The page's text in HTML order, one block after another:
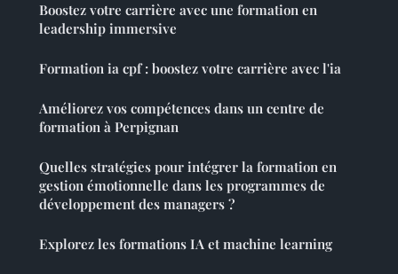
Boostez votre carrière avec une formation en
leadership immersive
Formation ia cpf : boostez votre carrière avec l'ia
Améliorez vos compétences dans un centre de
formation à Perpignan
Quelles stratégies pour intégrer la formation en
gestion émotionnelle dans les programmes de
développement des managers ?
Explorez les formations IA et machine learning